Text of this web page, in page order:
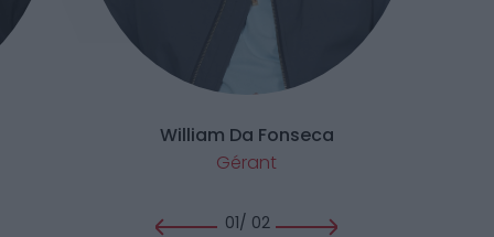
William Da Fonseca
Gérant
01/ 02